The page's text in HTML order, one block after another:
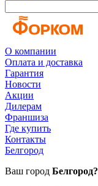
О компании
Оплата и доставка
Гарантия
Новости
Акции
Дилерам
Франшиза
Где купить
Контакты
Белгород
Ваш город Белгород?